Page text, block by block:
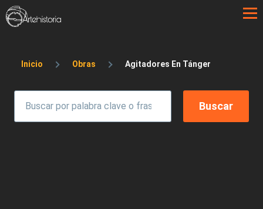
Pasar al contenido principal
Sobrescribir enlaces de ayuda a la
Inicio Obras Agitadores En Tánger